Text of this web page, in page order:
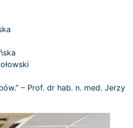
– Prof. dr hab. n. med. Jerzy